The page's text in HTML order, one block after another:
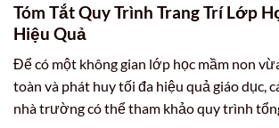
Tóm Tắt Quy Trình Trang Trí Lớp
Hiệu Quả
Để có một không gian lớp học mầm non
toàn và phát huy tối đa hiệu quả giáo dục,
nhà trường có thể tham khảo quy trình